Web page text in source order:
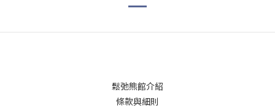
鬆弛熊館介紹
條款與細則